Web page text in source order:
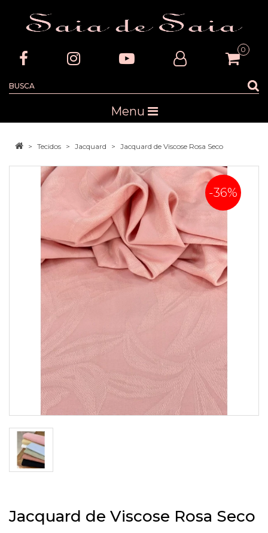
0
Menu
Tecidos Jacquard Jacquard de Viscose Rosa Seco
-36%
Jacquard de Viscose Rosa Seco